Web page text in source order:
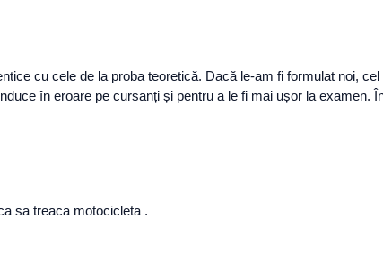
cu cele de la proba teoretică. Dacă le-am fi formulat noi,
în eroare pe cursanți și pentru a le fi mai ușor la examen.
sa treaca motocicleta .